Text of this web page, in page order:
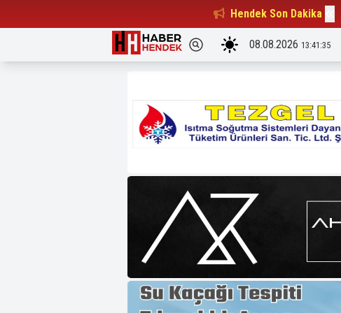
Hendek Son Dakika
Beşiktaşlılar Derneği Başkanı...
08.08.2026 13:41:37